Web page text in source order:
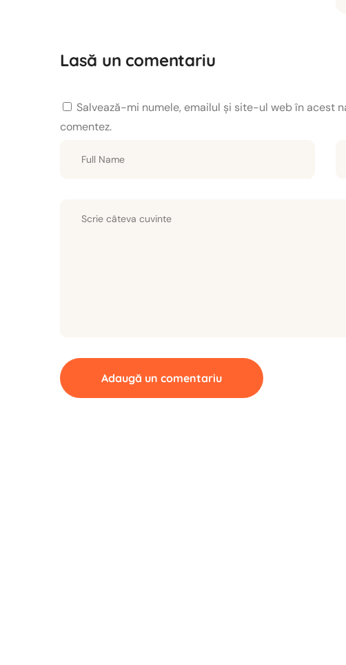
Lasă un comentariu
Salvează-mi numele, emailul și site-ul web în acest
comentez.